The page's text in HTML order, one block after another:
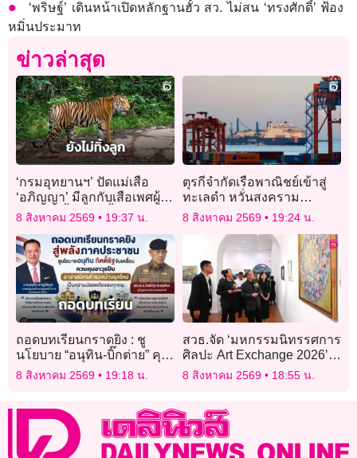
‘พริษฐ์’ เดินหน้าเปิดหลักฐานฮั้ว สว. ไม่สน ‘ทรงศักดิ์’ ฟ้อง
หมิ่นประมาท
ข่าวล่าสุด
‘กรมอุทยานฯ’ ปัดแม่เสือ
‘อภิญญา’ มีลูกกับเสือเพศผู้
ตัวใหม่ ย้ำยังไม่ทิ้งลูกครอก
8 สิงหาคม 2569 19:37 น.
ตุรกีจำกัดเรือพาณิชย์เข้าสู่
ทะเลดำ หวั่นสงคราม
รัสเซีย–ยูเครนกระทบความ
8 สิงหาคม 2569 19:24 น.
ถอดบทเรียนกราดยิง : ชู
นโยบาย “อนุทิน-บิ๊กต่าย” คุม
อาวุธปืน
8 สิงหาคม 2569 19:18 น.
สวธ.จัด ‘มหกรรมนิทรรศการ
ศิลปะ Art Exchange 2026’
ถ่ายทอดความรู้ ‘ศิลปินแห่ง
8 สิงหาคม 2569 18:55 น.